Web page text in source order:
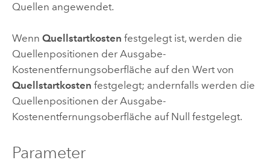
Quellen angewendet.
Wenn Quellstartkosten festgelegt ist, werden die
Quellenpositionen der Ausgabe-
Kostenentfernungsoberfläche auf den Wert von
Quellstartkosten festgelegt; andernfalls werden die
Quellenpositionen der Ausgabe-
Kostenentfernungsoberfläche auf Null festgelegt.
Parameter